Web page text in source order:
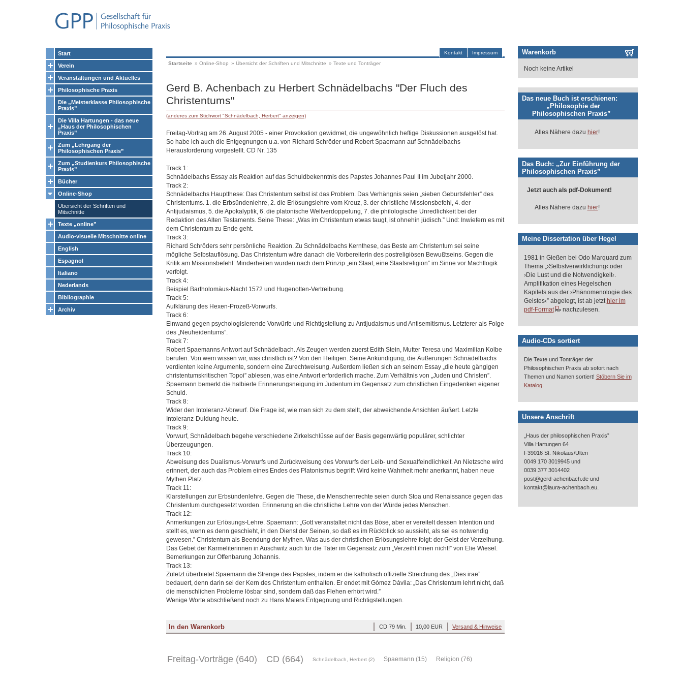
Start
Verein
Veranstaltungen und Aktuelles
Philosophische Praxis
Die „Meisterklasse Philosophische
Praxis”
Die Villa Hartungen - das neue
„Haus der Philosophischen
Praxis”
Zum „Lehrgang der
Philosophischen Praxis”
Zum „Studienkurs Philosophische
Praxis”
Bücher
Online-Shop
Übersicht der Schriften und
Mitschnitte
Texte „online”
Audio-visuelle Mitschnitte online
English
Espagnol
Italiano
Nederlands
Bibliographie
Archiv
Impressum
Kontakt
Startseite » Online-Shop » Übersicht der Schriften und Mitschnitte » Texte und Tonträger
Gerd B. Achenbach zu Herbert Schnädelbachs "Der Fluch des
Christentums"
(anderes zum Stichwort "Schnädelbach, Herbert" anzeigen)
Freitag-Vortrag am 26. August 2005 - einer Provokation gewidmet, die ungewöhnlich heftige Diskussionen ausgelöst hat.
So habe ich auch die Entgegnungen u.a. von Richard Schröder und Robert Spaemann auf Schnädelbachs
Herausforderung vorgestellt. CD Nr. 135
Track 1:
Schnädelbachs Essay als Reaktion auf das Schuldbekenntnis des Papstes Johannes Paul II im Jubeljahr 2000.
Track 2:
Schnädelbachs Hauptthese: Das Christentum selbst ist das Problem. Das Verhängnis seien „sieben Geburtsfehler” des
Christentums. 1. die Erbsündenlehre, 2. die Erlösungslehre vom Kreuz, 3. der christliche Missionsbefehl, 4. der
Antijudaismus, 5. die Apokalyptik, 6. die platonische Weltverdoppelung, 7. die philologische Unredlichkeit bei der
Redaktion des Alten Testaments. Seine These: „Was im Christentum etwas taugt, ist ohnehin jüdisch.” Und: Inwiefern es mit
dem Christentum zu Ende geht.
Track 3:
Richard Schröders sehr persönliche Reaktion. Zu Schnädelbachs Kernthese, das Beste am Christentum sei seine
mögliche Selbstauflösung. Das Christentum wäre danach die Vorbereiterin des postreligiösen Bewußtseins. Gegen die
Kritik am Missionsbefehl: Minderheiten wurden nach dem Prinzip „ein Staat, eine Staatsreligion” im Sinne vor Machtlogik
verfolgt.
Track 4:
Beispiel Bartholomäus-Nacht 1572 und Hugenotten-Vertreibung.
Track 5:
Aufklärung des Hexen-Prozeß-Vorwurfs.
Track 6:
Einwand gegen psychologisierende Vorwürfe und Richtigstellung zu Antijudaismus und Antisemitismus. Letzterer als Folge
des „Neuheidentums”.
Track 7:
Robert Spaemanns Antwort auf Schnädelbach. Als Zeugen werden zuerst Edith Stein, Mutter Teresa und Maximilian Kolbe
berufen. Von wem wissen wir, was christlich ist? Von den Heiligen. Seine Ankündigung, die Äußerungen Schnädelbachs
verdienten keine Argumente, sondern eine Zurechtweisung. Außerdem ließen sich an seinem Essay „die heute gängigen
christentumskritischen Topoi” ablesen, was eine Antwort erforderlich mache. Zum Verhältnis von „Juden und Christen”.
Spaemann bemerkt die halbierte Erinnerungsneigung im Judentum im Gegensatz zum christlichen Eingedenken eigener
Schuld.
Track 8:
Wider den Intoleranz-Vorwurf. Die Frage ist, wie man sich zu dem stellt, der abweichende Ansichten äußert. Letzte
Intoleranz-Duldung heute.
Track 9:
Vorwurf, Schnädelbach begehe verschiedene Zirkelschlüsse auf der Basis gegenwärtig populärer, schlichter
Überzeugungen.
Track 10:
Abweisung des Dualismus-Vorwurfs und Zurückweisung des Vorwurfs der Leib- und Sexualfeindlichkeit. An Nietzsche wird
erinnert, der auch das Problem eines Endes des Platonismus begriff: Wird keine Wahrheit mehr anerkannt, haben neue
Mythen Platz.
Track 11:
Klarstellungen zur Erbsündenlehre. Gegen die These, die Menschenrechte seien durch Stoa und Renaissance gegen das
Christentum durchgesetzt worden. Erinnerung an die christliche Lehre von der Würde jedes Menschen.
Track 12:
Anmerkungen zur Erlösungs-Lehre. Spaemann: „Gott veranstaltet nicht das Böse, aber er vereitelt dessen Intention und
stellt es, wenn es denn geschieht, in den Dienst der Seinen, so daß es im Rückblick so aussieht, als sei es notwendig
gewesen.” Christentum als Beendung der Mythen. Was aus der christlichen Erlösungslehre folgt: der Geist der Verzeihung.
Das Gebet der Karmeliterinnen in Auschwitz auch für die Täter im Gegensatz zum „Verzeiht ihnen nicht!” von Elie Wiesel.
Bemerkungen zur Offenbarung Johannis.
Track 13:
Zuletzt überbietet Spaemann die Strenge des Papstes, indem er die katholisch offizielle Streichung des „Dies irae”
bedauert, denn darin sei der Kern des Christentum enthalten. Er endet mit Gómez Dávila: „Das Christentum lehrt nicht, daß
die menschlichen Probleme lösbar sind, sondern daß das Flehen erhört wird.”
Wenige Worte abschließend noch zu Hans Maiers Entgegnung und Richtigstellungen.
Versand & Hinweise
10,00 EUR
CD 79 Min.
Freitag-Vorträge (640) CD (664) Schnädelbach, Herbert (2) Spaemann (15) Religion (76)
Warenkorb
Noch keine Artikel
Das neue Buch ist erschienen:
„Philosophie der
Philosophischen Praxis”
Alles Nähere dazu hier!
Das Buch: „Zur Einführung der
Philosophischen Praxis”
Jetzt auch als pdf-Dokument!
Alles Nähere dazu hier!
Meine Dissertation über Hegel
1981 in Gießen bei Odo Marquard zum
Thema „›Selbstverwirklichung‹ oder
›Die Lust und die Notwendigkeit‹.
Amplifikation eines Hegelschen
Kapitels aus der ›Phänomenologie des
Geistes‹” abgelegt, ist ab jetzt hier im
pdf-Format
nachzulesen.
Audio-CDs sortiert
Die Texte und Tonträger der
Philosophischen Praxis ab sofort nach
Themen und Namen sortiert! Stöbern Sie im
Katalog.
Unsere Anschrift
„Haus der philosophischen Praxis”
Villa Hartungen 64
I-39016 St. Nikolaus/Ulten
0049 170 3019945 und
0039 377 3014402
post@gerd-achenbach.de und
kontakt@laura-achenbach.eu.